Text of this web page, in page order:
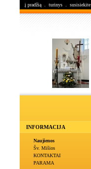
į pradžią turinys susisiekite
INFORMACIJA
Naujienos
Šv. Mišios
KONTAKTAI
PARAMA